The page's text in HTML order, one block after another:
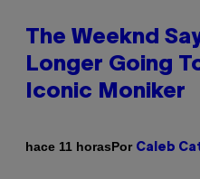
The Weeknd
Longer Going
Iconic Moniker
hace 11 horasPor Caleb